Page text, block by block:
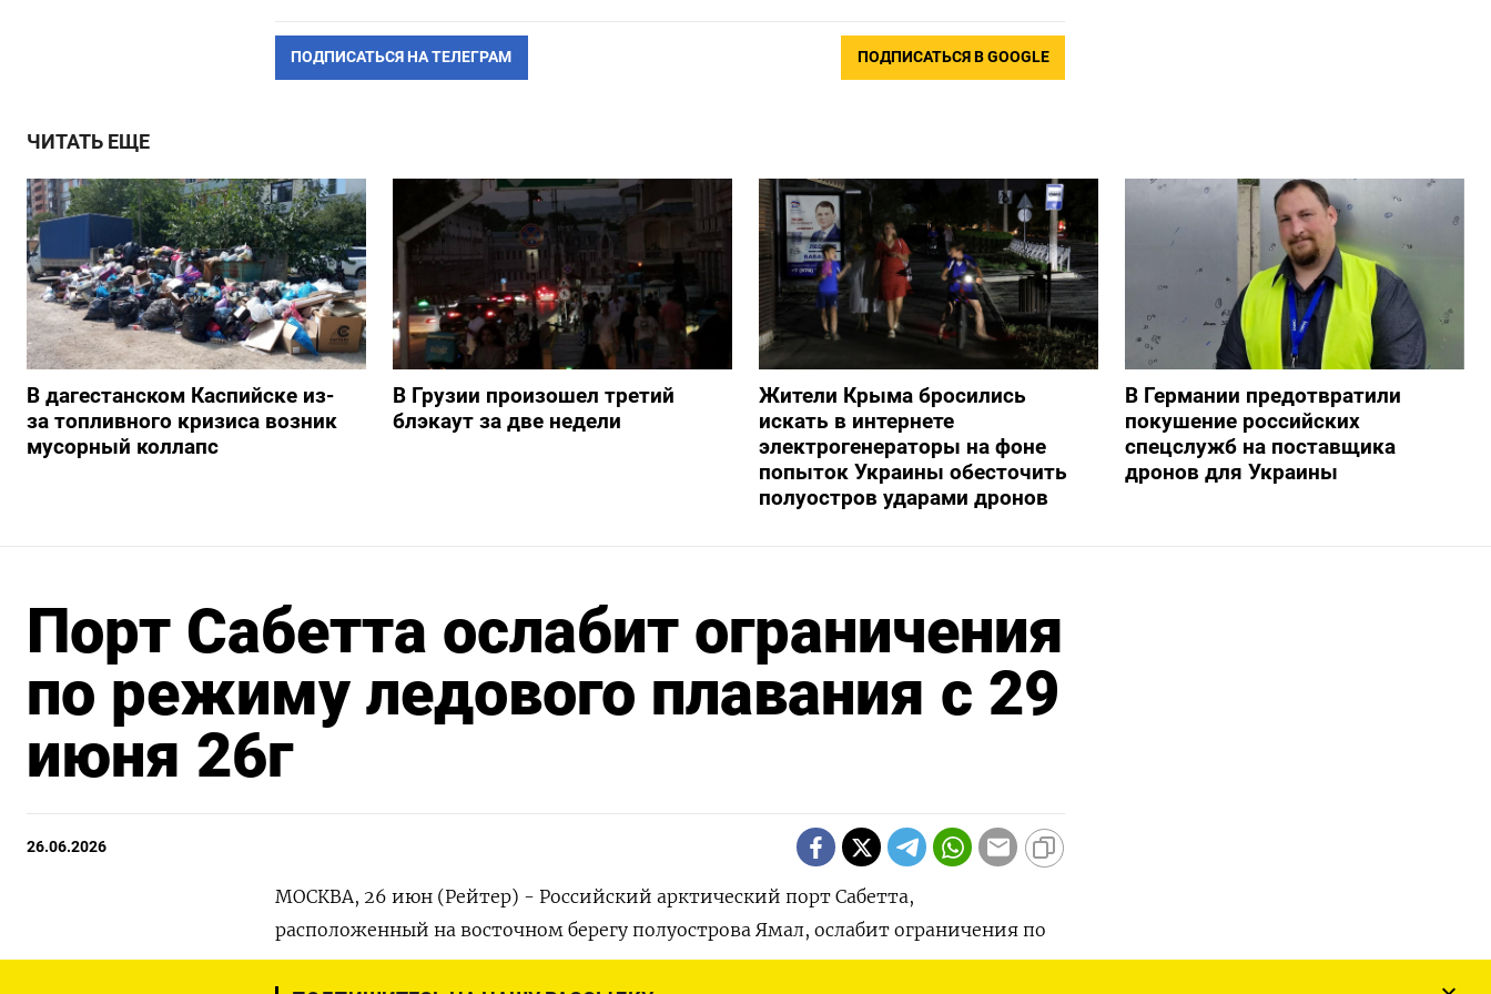
ПОДПИСАТЬСЯ НА ТЕЛЕГРАМ ПОДПИСАТЬСЯ В GOOGLE
ЧИТАТЬ ЕЩЕ
В дагестанском Каспийске из-
за топливного кризиса возник
мусорный коллапс
В Грузии произошел третий
блэкаут за две недели
Жители Крыма бросились
искать в интернете
электрогенераторы на фоне
попыток Украины обесточить
полуостров ударами дронов
В Германии предотвратили
покушение российских
спецслужб на поставщика
дронов для Украины
Порт Сабетта ослабит ограничения
по режиму ледового плавания с 29
июня 26г
26.06.2026
МОСКВА, 26 июн (Рейтер) - Российский арктический порт Сабетта,
расположенный на восточном берегу полуострова Ямал, ослабит ограничения ‌по
режиму ледового плавания на основании прогноза толщины льда, следует из